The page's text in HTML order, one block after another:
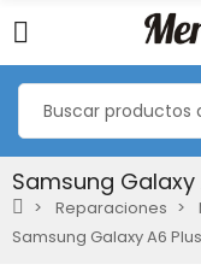
Samsung Galaxy
Reparaciones
Samsung Galaxy A6 Plus